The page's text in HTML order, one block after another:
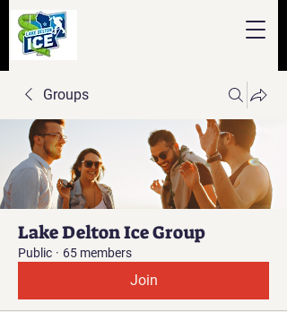
Groups
Lake Delton Ice Group
Public · 65 members
Join